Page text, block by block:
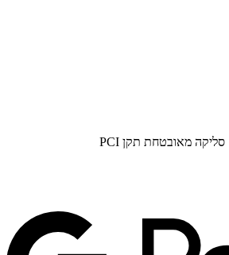
סליקה מאובטחת תקן PCI